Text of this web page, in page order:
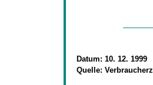
Datum: 10. 12. 1999
Quelle: